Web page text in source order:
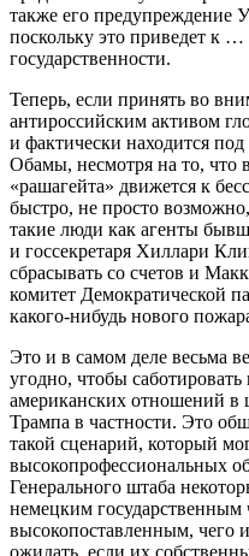
также его предупреждение
поскольку это приведет к
государственности.
Теперь, если принять во
антироссийским активом
и фактически находится
Обамы, несмотря на то, что
«рашагейта» движется к
быстро, не просто
такие люди как агенты
и госсекретаря Хиллари
сбрасывать со счетов и
комитет Демократической
какого-нибудь нового
Это и в самом деле весьма
угодно, чтобы
американских отношений в
Трампа в частности. Это
такой сценарий, который
высокопрофессиональных
Генерального штаба
немецким
высокопоставленным, чего
ожидать, если их